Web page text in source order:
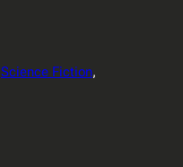
Science Fiction